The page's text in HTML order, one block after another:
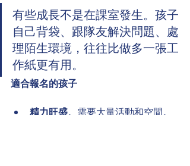
有些成長不是在課室發生。孩子
自己背袋、跟隊友解決問題、處
理陌生環境，往往比做多一張工
作紙更有用。
適合報名的孩子
精力旺盛。需要大量活動和空間。